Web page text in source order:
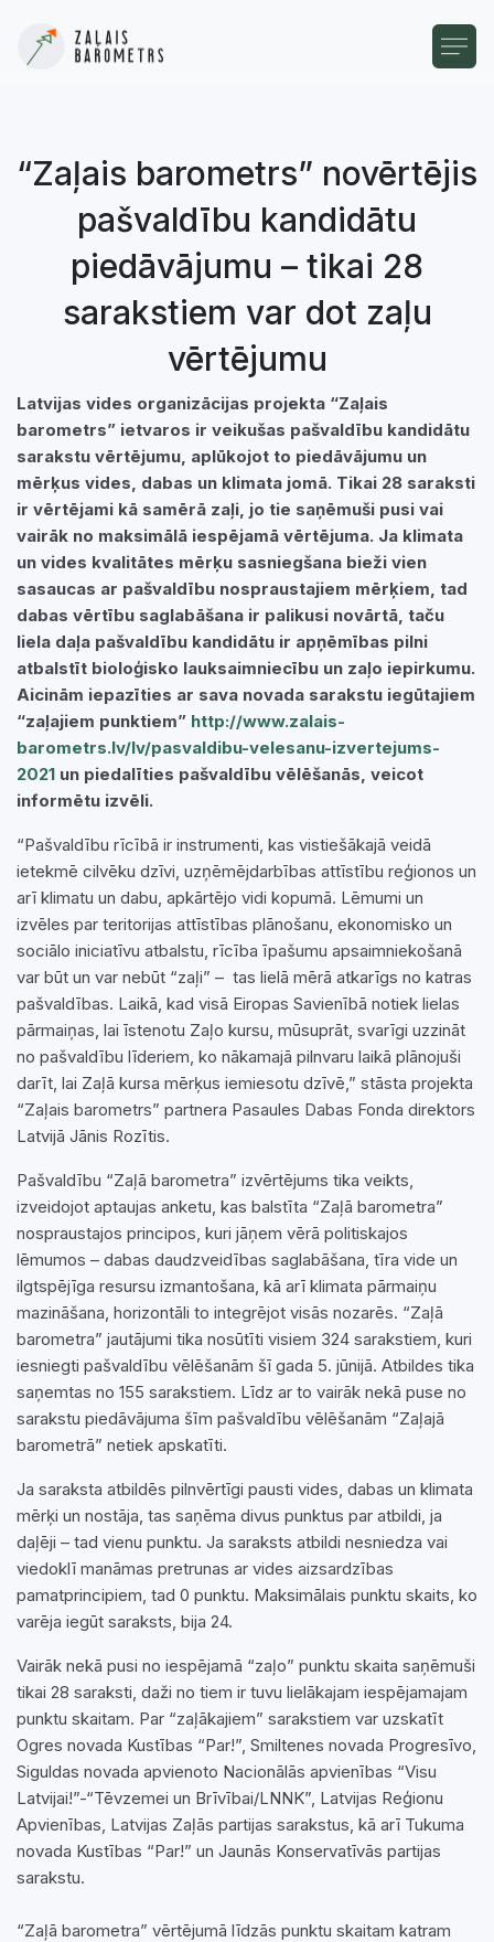
“Zaļais barometrs” novērtējis
pašvaldību kandidātu
piedāvājumu – tikai 28
sarakstiem var dot zaļu
vērtējumu
Latvijas vides organizācijas projekta “Zaļais
barometrs” ietvaros ir veikušas pašvaldību kandidātu
sarakstu vērtējumu, aplūkojot to piedāvājumu un
mērķus vides, dabas un klimata jomā. Tikai 28 saraksti
ir vērtējami kā samērā zaļi, jo tie saņēmuši pusi vai
vairāk no maksimālā iespējamā vērtējuma. Ja klimata
un vides kvalitātes mērķu sasniegšana bieži vien
sasaucas ar pašvaldību nospraustajiem mērķiem, tad
dabas vērtību saglabāšana ir palikusi novārtā, taču
liela daļa pašvaldību kandidātu ir apņēmības pilni
atbalstīt bioloģisko lauksaimniecību un zaļo iepirkumu.
Aicinām iepazīties ar sava novada sarakstu iegūtajiem
“zaļajiem punktiem” http://www.zalais-
barometrs.lv/lv/pasvaldibu-velesanu-izvertejums-
2021 un piedalīties pašvaldību vēlēšanās, veicot
informētu izvēli.
“Pašvaldību rīcībā ir instrumenti, kas vistiešākajā veidā
ietekmē cilvēku dzīvi, uzņēmējdarbības attīstību reģionos un
arī klimatu un dabu, apkārtējo vidi kopumā. Lēmumi un
izvēles par teritorijas attīstības plānošanu, ekonomisko un
sociālo iniciatīvu atbalstu, rīcība īpašumu apsaimniekošanā
var būt un var nebūt “zaļi” – tas lielā mērā atkarīgs no katras
pašvaldības. Laikā, kad visā Eiropas Savienībā notiek lielas
pārmaiņas, lai īstenotu Zaļo kursu, mūsuprāt, svarīgi uzzināt
no pašvaldību līderiem, ko nākamajā pilnvaru laikā plānojuši
darīt, lai Zaļā kursa mērķus iemiesotu dzīvē,” stāsta projekta
“Zaļais barometrs” partnera Pasaules Dabas Fonda direktors
Latvijā Jānis Rozītis.
Pašvaldību “Zaļā barometra” izvērtējums tika veikts,
izveidojot aptaujas anketu, kas balstīta “Zaļā barometra”
nospraustajos principos, kuri jāņem vērā politiskajos
lēmumos – dabas daudzveidības saglabāšana, tīra vide un
ilgtspējīga resursu izmantošana, kā arī klimata pārmaiņu
mazināšana, horizontāli to integrējot visās nozarēs. “Zaļā
barometra” jautājumi tika nosūtīti visiem 324 sarakstiem, kuri
iesniegti pašvaldību vēlēšanām šī gada 5. jūnijā. Atbildes tika
saņemtas no 155 sarakstiem. Līdz ar to vairāk nekā puse no
sarakstu piedāvājuma šīm pašvaldību vēlēšanām “Zaļajā
barometrā” netiek apskatīti.
Ja saraksta atbildēs pilnvērtīgi pausti vides, dabas un klimata
mērķi un nostāja, tas saņēma divus punktus par atbildi, ja
daļēji – tad vienu punktu. Ja saraksts atbildi nesniedza vai
viedoklī manāmas pretrunas ar vides aizsardzības
pamatprincipiem, tad 0 punktu. Maksimālais punktu skaits, ko
varēja iegūt saraksts, bija 24.
Vairāk nekā pusi no iespējamā “zaļo” punktu skaita saņēmuši
tikai 28 saraksti, daži no tiem ir tuvu lielākajam iespējamajam
punktu skaitam. Par “zaļākajiem” sarakstiem var uzskatīt
Ogres novada Kustības “Par!”, Smiltenes novada Progresīvo,
Siguldas novada apvienoto Nacionālās apvienības “Visu
Latvijai!”-“Tēvzemei un Brīvībai/LNNK”, Latvijas Reģionu
Apvienības, Latvijas Zaļās partijas sarakstus, kā arī Tukuma
novada Kustības “Par!” un Jaunās Konservatīvās partijas
sarakstu.
“Zaļā barometra” vērtējumā līdzās punktu skaitam katram